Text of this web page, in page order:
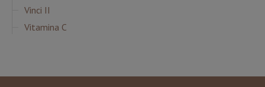
Vinci II
Vitamina C